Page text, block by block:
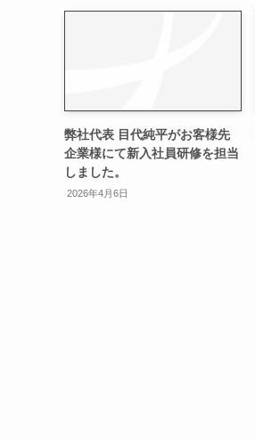
弊社代表 目代純平がお客様先
企業様にて新入社員研修を担当
しました。
2026年4月6日